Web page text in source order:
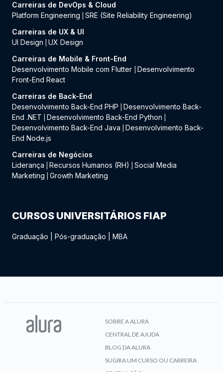
Carreiras de DevOps & Cloud
Platform Engineering
SRE (Site Reliability Engineering)
Carreiras de UX & UI
UI Design
UX Design
Carreiras de Mobile & Front-End
Desenvolvimento Mobile com Flutter
Desenvolvimento
Front-End React
Carreiras de Back-End
Desenvolvimento Back-End PHP
Desenvolvimento Back-
End .NET
Desenvolvimento Back-End Python
Desenvolvimento Back-End Java
Desenvolvimento Back-
End Node.js
Carreiras de Negócios
Liderança
Recursos Humanos (RH)
Social Media
Marketing
Growth Marketing
CURSOS UNIVERSITÁRIOS FIAP
Graduação Pós-graduação MBA
SOBRE A ALURA
CENTRAL DE AJUDA
BLOG DA ALURA
SUGIRA UM CURSO OU CARREIRA